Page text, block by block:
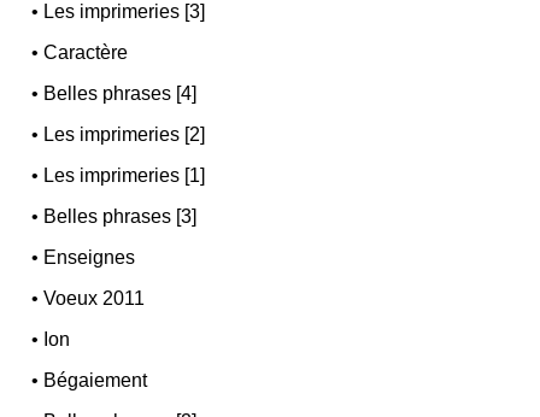
• Les imprimeries [3]
•Caractère
• Belles phrases [4]
• Les imprimeries [2]
• Les imprimeries [1]
• Belles phrases [3]
• Enseignes
•Voeux 2011
• Ion
• Bégaiement